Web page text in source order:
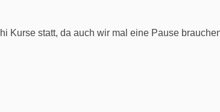
Kurse statt, da auch wir mal eine Pause